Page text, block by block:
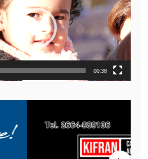
00:38